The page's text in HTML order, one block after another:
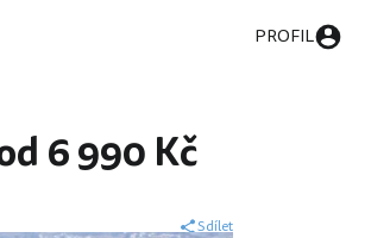
PROFIL
6 990 Kč
Sdílet